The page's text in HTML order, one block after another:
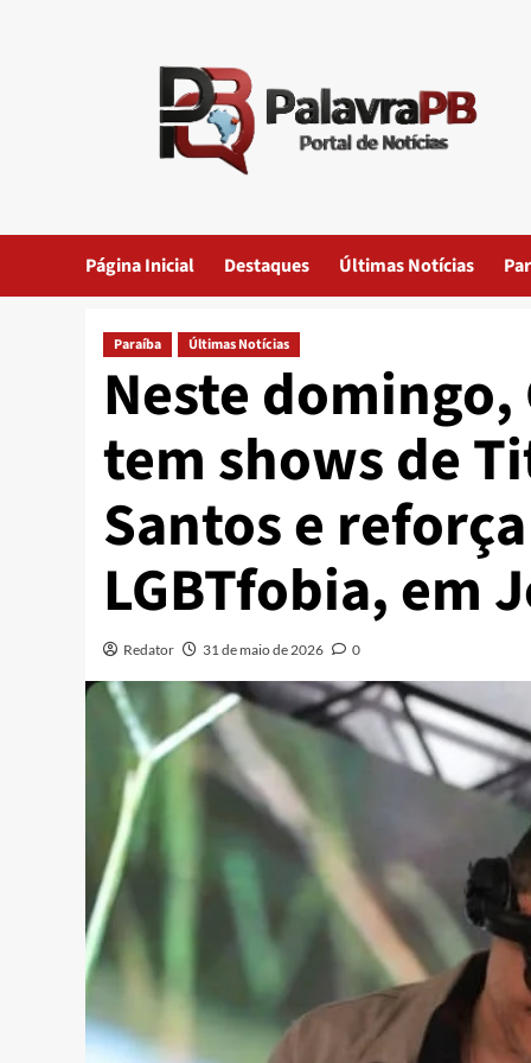
Página Inicial Destaques Últimas Notícias
Paraíba Últimas Notícias
Neste
tem shows de
Santos e
LGBTfobia, em
Redator 31 de maio de 2026 0